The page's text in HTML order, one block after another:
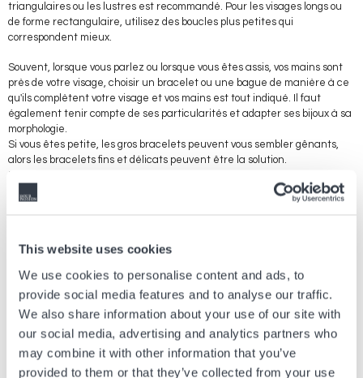
This website uses cookies
We use cookies to personalise content and ads, to
provide social media features and to analyse our traffic.
We also share information about your use of our site with
our social media, advertising and analytics partners who
may combine it with other information that you’ve
provided to them or that they’ve collected from your use
triangulaires ou les lustres est recommandé. Pour les visages longs ou
de forme rectangulaire, utilisez des boucles plus petites qui
correspondent mieux.
Souvent, lorsque vous parlez ou lorsque vous êtes assis, vos mains sont
près de votre visage, choisir un bracelet ou une bague de manière à ce
qu'ils complètent votre visage et vos mains est tout indiqué. Il faut
également tenir compte de ses particularités et adapter ses bijoux à sa
morphologie.
Si vous êtes petite, les gros bracelets peuvent vous sembler gênants,
alors les bracelets fins et délicats peuvent être la solution.
En revanche, si vous avez un poignet plus large, vous serez plus à l'aise
veiller à ce que votre bague ne dépasse pas la jointure, car non
sur une main.
Les bagues avec une monture ovale ont tendance à être les plus belles.
Mais si vous avez de longs doigts, les bagues rondes et les bagues larges
vous iront probablement mieux.
Lorsque vous choisissez un bijou, n'oubliez jamais de choisir ce que vous
aimez ! Trouver des bijoux qui vous flattent et avec lesquels vous vous